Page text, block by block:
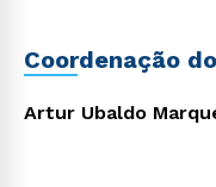
Coordenação
Artur Ubaldo